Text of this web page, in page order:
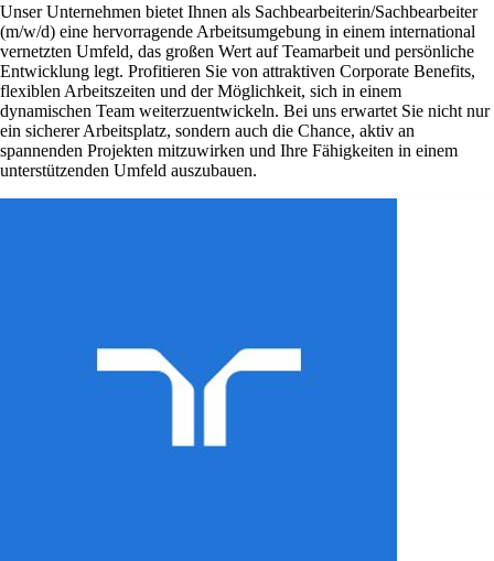
Unser Unternehmen bietet Ihnen als Sachbearbeiterin/Sachbearbeiter
(m/w/d) eine hervorragende Arbeitsumgebung in einem international
vernetzten Umfeld, das großen Wert auf Teamarbeit und persönliche
Entwicklung legt. Profitieren Sie von attraktiven Corporate Benefits,
flexiblen Arbeitszeiten und der Möglichkeit, sich in einem
dynamischen Team weiterzuentwickeln. Bei uns erwartet Sie nicht nur
ein sicherer Arbeitsplatz, sondern auch die Chance, aktiv an
spannenden Projekten mitzuwirken und Ihre Fähigkeiten in einem
unterstützenden Umfeld auszubauen.